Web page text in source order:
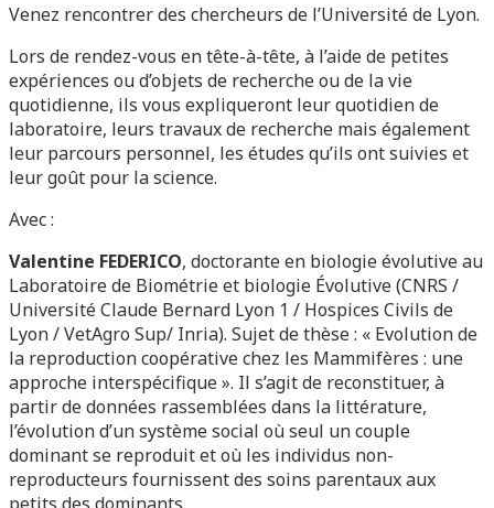
Venez rencontrer des chercheurs de l’Université de Lyon.
Lors de rendez-vous en tête-à-tête, à l’aide de petites
expériences ou d’objets de recherche ou de la vie
quotidienne, ils vous expliqueront leur quotidien de
laboratoire, leurs travaux de recherche mais également
leur parcours personnel, les études qu’ils ont suivies et
leur goût pour la science.
Avec :
Valentine FEDERICO, doctorante en biologie évolutive au
Laboratoire de Biométrie et biologie Évolutive (CNRS /
Université Claude Bernard Lyon 1 / Hospices Civils de
Lyon / VetAgro Sup/ Inria). Sujet de thèse : « Evolution de
la reproduction coopérative chez les Mammifères : une
approche interspécifique ». Il s’agit de reconstituer, à
partir de données rassemblées dans la littérature,
l’évolution d’un système social où seul un couple
dominant se reproduit et où les individus non-
reproducteurs fournissent des soins parentaux aux